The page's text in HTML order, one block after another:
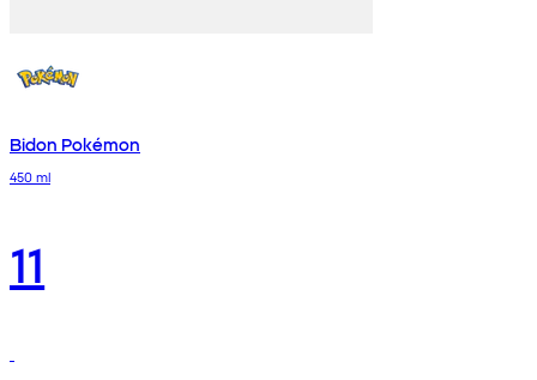
Bidon Pokémon
450 ml
11